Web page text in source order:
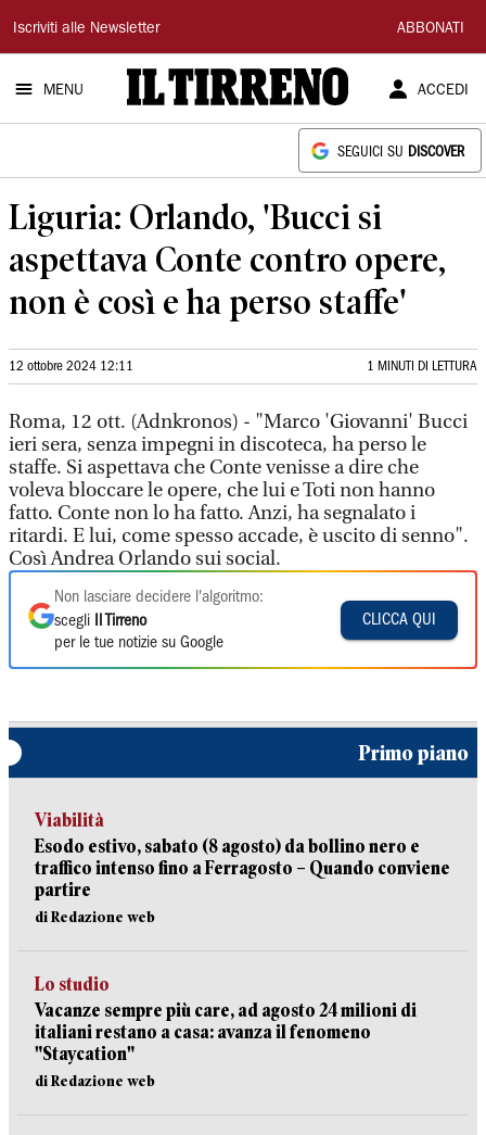
Il
Tirreno
Iscriviti alle Newsletter ABBONATI
MENU ACCEDI
SEGUICI SU DISCOVER
Liguria: Orlando, 'Bucci si
aspettava Conte contro opere,
non è così e ha perso staffe'
12 ottobre 2024 12:11 1 MINUTI DI LETTURA
Roma, 12 ott. (Adnkronos) - "Marco 'Giovanni' Bucci
ieri sera, senza impegni in discoteca, ha perso le
staffe. Si aspettava che Conte venisse a dire che
voleva bloccare le opere, che lui e Toti non hanno
fatto. Conte non lo ha fatto. Anzi, ha segnalato i
ritardi. E lui, come spesso accade, è uscito di senno".
Così Andrea Orlando sui social.
Non lasciare decidere l'algoritmo:
scegli
Il Tirreno
per le tue notizie su Google
CLICCA QUI
Primo piano
Viabilità
Esodo estivo, sabato (8 agosto) da bollino nero e
traffico intenso fino a Ferragosto – Quando conviene
partire
di Redazione web
Lo studio
Vacanze sempre più care, ad agosto 24 milioni di
italiani restano a casa: avanza il fenomeno
"Staycation"
di Redazione web